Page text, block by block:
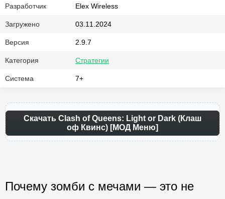
Разработчик Elex Wireless
Загружено 03.11.2024
Версия 2.9.7
Категория Стратегии
Система 7+
Скачать Clash of Queens: Light or Dark (Клаш
оф Квинс) [МОД Меню]
Почему зомби с мечами — это не